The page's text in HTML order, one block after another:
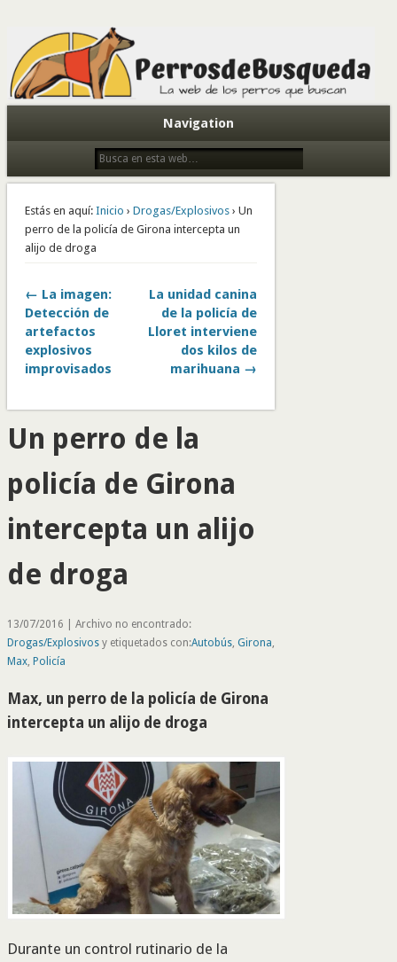
Todo sobre perros de búsqueda y detectores
Navigation
Estás en aquí: Inicio › Drogas/Explosivos› Un
perro de la policía de Girona intercepta un
alijo de droga
← La imagen:
Detección de
artefactos
explosivos
improvisados
La unidad canina
de la policía de
Lloret interviene
dos kilos de
marihuana →
Un perro de la
policía de Girona
intercepta un alijo
de droga
13/07/2016 | Archivo no encontrado:
Drogas/Explosivosy etiquetados con:Autobús, Girona,
Max, Policía
Max, un perro de la policía de Girona
intercepta un alijo de droga
Durante un control rutinario de la